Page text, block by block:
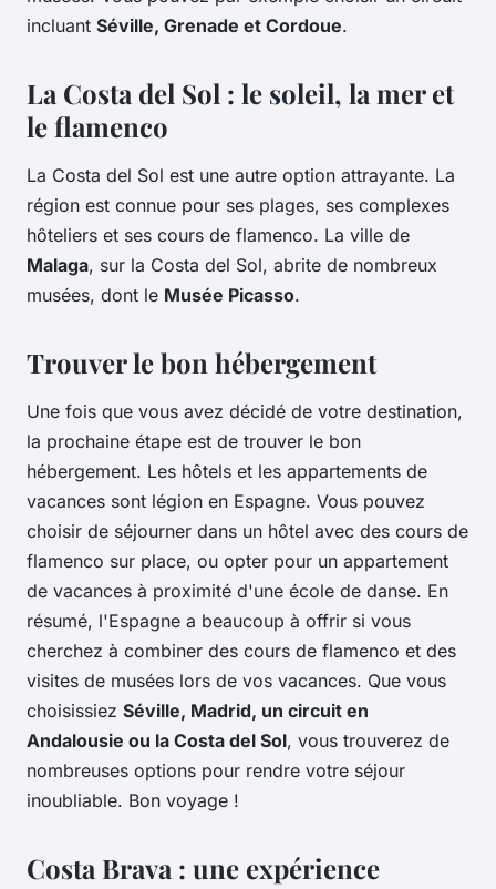
incluant Séville, Grenade et Cordoue.
La Costa del Sol : le soleil, la mer et
le flamenco
La Costa del Sol est une autre option attrayante. La
région est connue pour ses plages, ses complexes
hôteliers et ses cours de flamenco. La ville de
Malaga, sur la Costa del Sol, abrite de nombreux
musées, dont le Musée Picasso.
Trouver le bon hébergement
Une fois que vous avez décidé de votre destination,
la prochaine étape est de trouver le bon
hébergement. Les hôtels et les appartements de
vacances sont légion en Espagne. Vous pouvez
choisir de séjourner dans un hôtel avec des cours de
flamenco sur place, ou opter pour un appartement
de vacances à proximité d'une école de danse. En
résumé, l'Espagne a beaucoup à offrir si vous
cherchez à combiner des cours de flamenco et des
visites de musées lors de vos vacances. Que vous
choisissiez Séville, Madrid, un circuit en
Andalousie ou la Costa del Sol, vous trouverez de
nombreuses options pour rendre votre séjour
inoubliable. Bon voyage !
Costa Brava : une expérience